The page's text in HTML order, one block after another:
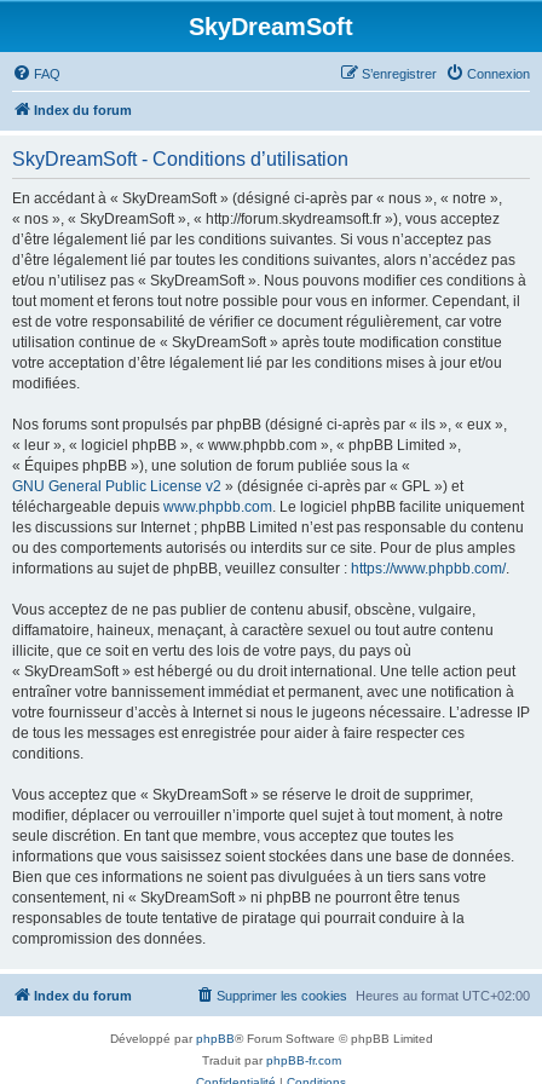
SkyDreamSoft
FAQ Connexion
S’enregistrer
Index du forum
SkyDreamSoft - Conditions d’utilisation
En accédant à « SkyDreamSoft » (désigné ci-après par « nous », « notre »,
« nos », « SkyDreamSoft », « http://forum.skydreamsoft.fr »), vous acceptez
d’être légalement lié par les conditions suivantes. Si vous n’acceptez pas
d’être légalement lié par toutes les conditions suivantes, alors n’accédez pas
et/ou n’utilisez pas « SkyDreamSoft ». Nous pouvons modifier ces conditions à
tout moment et ferons tout notre possible pour vous en informer. Cependant, il
est de votre responsabilité de vérifier ce document régulièrement, car votre
utilisation continue de « SkyDreamSoft » après toute modification constitue
votre acceptation d’être légalement lié par les conditions mises à jour et/ou
modifiées.
Nos forums sont propulsés par phpBB (désigné ci-après par « ils », « eux »,
« leur », « logiciel phpBB », « www.phpbb.com », « phpBB Limited »,
« Équipes phpBB »), une solution de forum publiée sous la «
GNU General Public License v2 » (désignée ci-après par « GPL ») et
téléchargeable depuis www.phpbb.com. Le logiciel phpBB facilite uniquement
les discussions sur Internet ; phpBB Limited n’est pas responsable du contenu
ou des comportements autorisés ou interdits sur ce site. Pour de plus amples
informations au sujet de phpBB, veuillez consulter : https://www.phpbb.com/.
Vous acceptez de ne pas publier de contenu abusif, obscène, vulgaire,
diffamatoire, haineux, menaçant, à caractère sexuel ou tout autre contenu
illicite, que ce soit en vertu des lois de votre pays, du pays où
« SkyDreamSoft » est hébergé ou du droit international. Une telle action peut
entraîner votre bannissement immédiat et permanent, avec une notification à
votre fournisseur d’accès à Internet si nous le jugeons nécessaire. L’adresse IP
de tous les messages est enregistrée pour aider à faire respecter ces
conditions.
Vous acceptez que « SkyDreamSoft » se réserve le droit de supprimer,
modifier, déplacer ou verrouiller n’importe quel sujet à tout moment, à notre
seule discrétion. En tant que membre, vous acceptez que toutes les
informations que vous saisissez soient stockées dans une base de données.
Bien que ces informations ne soient pas divulguées à un tiers sans votre
consentement, ni « SkyDreamSoft » ni phpBB ne pourront être tenus
responsables de toute tentative de piratage qui pourrait conduire à la
compromission des données.
Index du forum Heures au format UTC+02:00
Supprimer les cookies
Développé parphpBB® Forum Software © phpBB Limited
Traduit parphpBB-fr.com